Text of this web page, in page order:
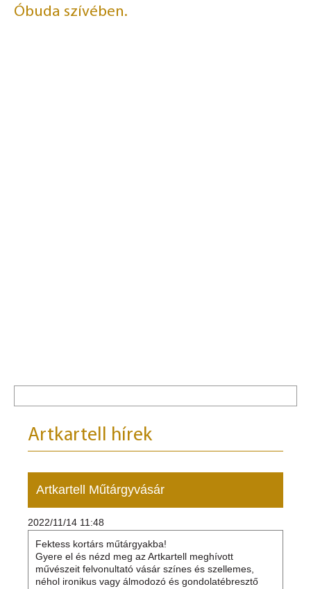
Óbuda szívében.
Artkartell hírek
Artkartell Műtárgyvásár
2022/11/14 11:48
Fektess kortárs műtárgyakba!
Gyere el és nézd meg az Artkartell meghívott
művészeit felvonultató vásár színes és szellemes,
néhol ironikus vagy álmodozó és gondolatébresztő